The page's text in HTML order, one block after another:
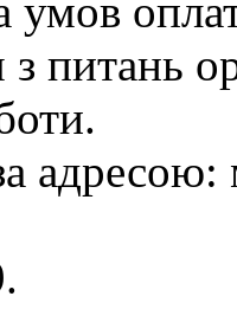
умов
питань